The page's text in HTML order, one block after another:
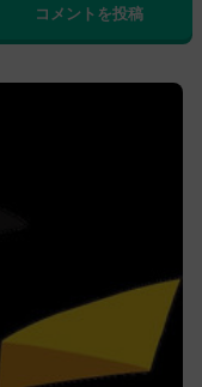
コメントを投稿